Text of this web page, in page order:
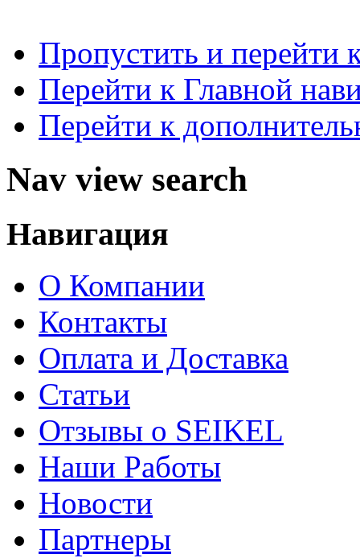
Пропустить и перейти
Перейти к Главной
Перейти к
Nav view search
Навигация
О Компании
Контакты
Оплата и Доставка
Статьи
Отзывы о SEIKEL
Наши Работы
Новости
Партнеры